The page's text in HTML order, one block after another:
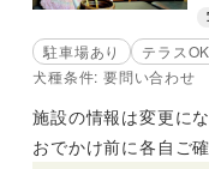
駐車場あり
テラスOK
犬種条件: 要問い合わせ
施設の情報は変更に
おでかけ前に各自ご